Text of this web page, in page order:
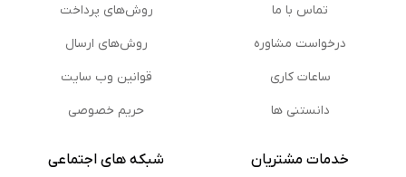
تماس با ما
درخواست مشاوره
ساعات کاری
دانستنی ها
روش‌های پرداخت
روش‌های ارسال
قوانین وب سایت
حریم خصوصی
خدمات مشتریان شبکه های اجتماعی